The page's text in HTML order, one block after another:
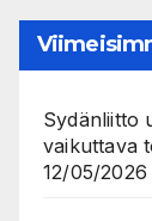
Sydänliitto
vaikuttava
12/05/2026